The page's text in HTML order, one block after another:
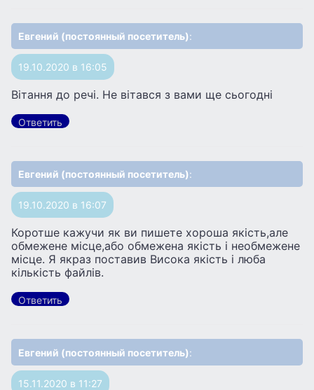
Евгений (постоянный посетитель):
19.10.2020 в 16:05
Вітання до речі. Не вітався з вами ще сьогодні
Ответить
Евгений (постоянный посетитель):
19.10.2020 в 16:07
Коротше кажучи як ви пишете хороша якість,але
обмежене місце,або обмежена якість і необмежене
місце. Я якраз поставив Висока якість і люба
кількість файлів.
Ответить
Евгений (постоянный посетитель):
15.11.2020 в 11:27